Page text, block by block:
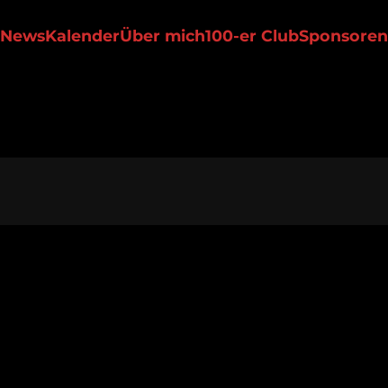
NewsKalenderÜber mich100-er ClubSponsoren